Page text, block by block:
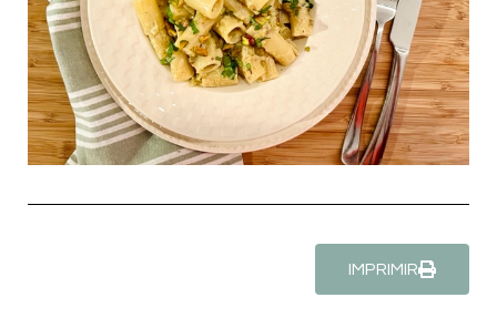
IMPRIMIR